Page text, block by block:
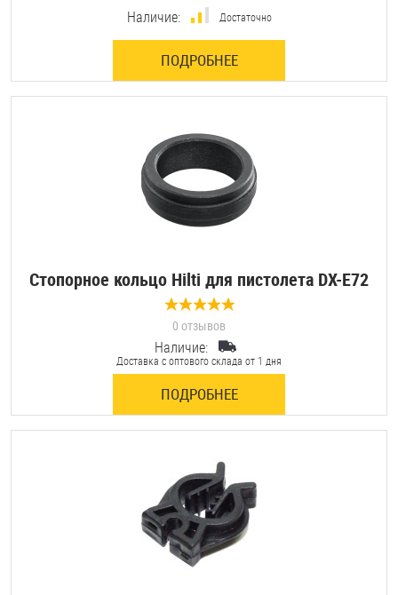
Наличие: Достаточно
ПОДРОБНЕЕ
Стопорное кольцо Hilti для пистолета DX-Е72
0 отзывов
Наличие:
Доставка с оптового склада от 1 дня
ПОДРОБНЕЕ